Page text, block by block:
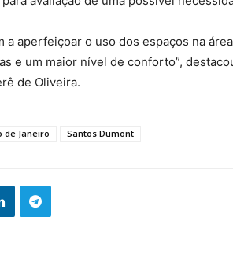
a aperfeiçoar o uso dos espaços na
e um maior nível de conforto”,
de Oliveira.
de Janeiro Santos Dumont